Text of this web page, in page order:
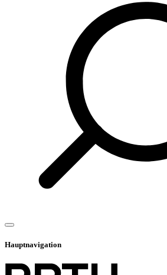
Hauptnavigation